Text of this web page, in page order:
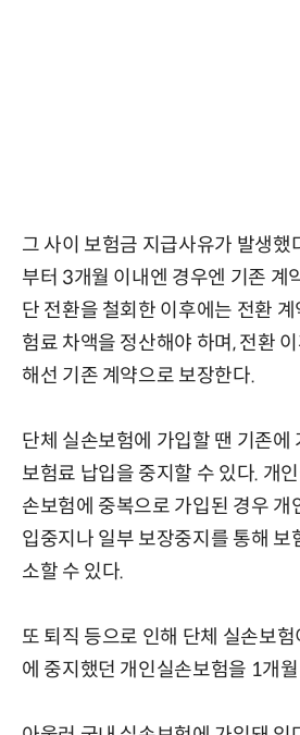
그 사이 보험금 지급사유가 발생했
부터 3개월 이내엔 경우엔 기존 계
단 전환을 철회한 이후에는 전환
험료 차액을 정산해야 하며, 전환
해선 기존 계약으로 보장한다.
단체 실손보험에 가입할 땐 기존에
보험료 납입을 중지할 수 있다. 개
손보험에 중복으로 가입된 경우 개
입중지나 일부 보장중지를 통해 보
소할 수 있다.
또 퇴직 등으로 인해 단체 실손보
에 중지했던 개인실손보험을 1개